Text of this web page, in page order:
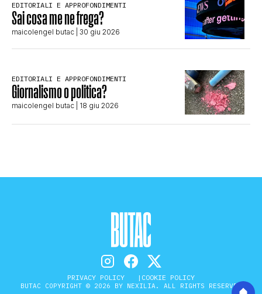
EDITORIALI E APPROFONDIMENTI
Sai cosa me ne frega?
maicolengel butac | 30 giu 2026
EDITORIALI E APPROFONDIMENTI
Giornalismo o politica?
maicolengel butac | 18 giu 2026
PRIVACY POLICY COOKIE POLICY
BUTAC COPYRIGHT © 2026 BY NEXILIA. ALL RIGHTS RESERVED